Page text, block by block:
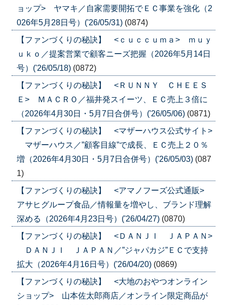
ョップ> ヤマキ／自家需要開拓でＥＣ事業を強化（2
026年5月28日号）('26/05/31) (0874)
【ファンづくりの秘訣】 <ｃｕｃｃｕｍａ> ｍｕｙ
ｕｋｏ／提案営業で顧客ニーズ把握（2026年5月14日
号）('26/05/18) (0872)
【ファンづくりの秘訣】 <ＲＵＮＮＹ ＣＨＥＥＳ
Ｅ> ＭＡＣＲＯ／福井発スイーツ、ＥＣ売上３倍に
（2026年4月30日・5月7日合併号）('26/05/06) (0871)
【ファンづくりの秘訣】 <マザーハウス公式サイト>
マザーハウス／”顧客目線”で成長、ＥＣ売上２０％
増（2026年4月30日・5月7日合併号）('26/05/03) (087
1)
【ファンづくりの秘訣】 <アマノフーズ公式通販>
アサヒグループ食品／情報量を増やし、ブランド理解
深める（2026年4月23日号）('26/04/27) (0870)
【ファンづくりの秘訣】 <ＤＡＮＪＩ ＪＡＰＡＮ>
ＤＡＮＪＩ ＪＡＰＡＮ／”ジャパカジ”ＥＣで支持
拡大（2026年4月16日号）('26/04/20) (0869)
【ファンづくりの秘訣】 <大地のおやつオンライン
ショップ> 山本佐太郎商店／オンライン限定商品が